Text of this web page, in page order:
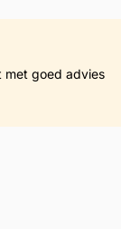
met goed advies